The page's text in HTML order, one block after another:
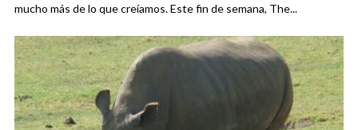
mucho más de lo que creíamos. Este fin de semana, The...